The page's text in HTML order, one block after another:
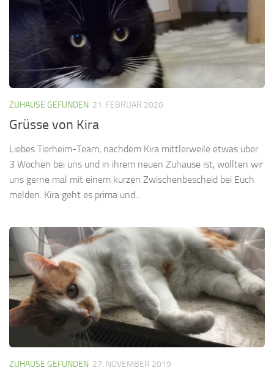
ZUHAUSE GEFUNDEN 21. FEBRUAR 2020
Grüsse von Kira
Liebes Tierheim-Team, nachdem Kira mittlerweile etwas über
3 Wochen bei uns und in ihrem neuen Zuhause ist, wollten wir
uns gerne mal mit einem kurzen Zwischenbescheid bei Euch
melden. Kira geht es prima und...
ZUHAUSE GEFUNDEN 27. NOVEMBER 2019